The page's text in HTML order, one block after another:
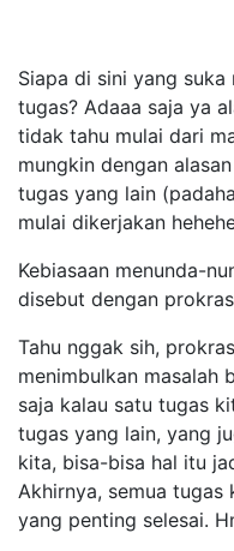
Siapa di sini yang suka
tugas? Adaaa saja ya
tidak tahu mulai dari
mungkin dengan
tugas yang lain
mulai dikerjakan
Kebiasaan menunda-
disebut dengan
Tahu nggak sih,
menimbulkan masalah
saja kalau satu tugas
tugas yang lain, yang
kita, bisa-bisa hal itu
Akhirnya, semua tugas
yang penting selesai.